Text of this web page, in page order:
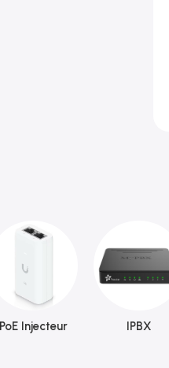
PoE Injecteur IPBX